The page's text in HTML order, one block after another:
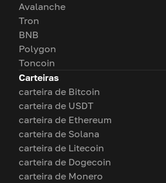
Avalanche
Tron
BNB
Polygon
Toncoin
Carteiras
carteira de Bitcoin
carteira de USDT
carteira de Ethereum
carteira de Solana
carteira de Litecoin
carteira de Dogecoin
carteira de Monero